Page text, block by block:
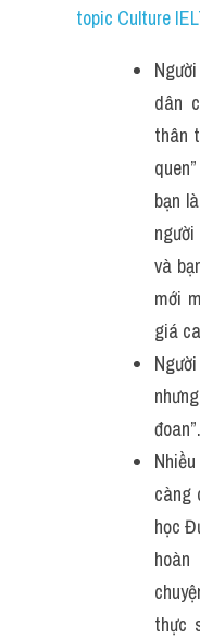
topic Culture
dân
thân
bạn
và
mới
giá
đoan”.
càng
học
thực